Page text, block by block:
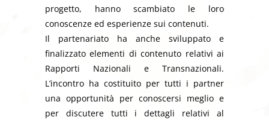
progetto, hanno scambiato le loro
conoscenze ed esperienze sui contenuti.
Il partenariato ha anche sviluppato e
finalizzato elementi di contenuto relativi ai
Rapporti Nazionali e Transnazionali.
L’incontro ha costituito per tutti i partner
una opportunità per conoscersi meglio e
per discutere tutti i dettagli relativi al